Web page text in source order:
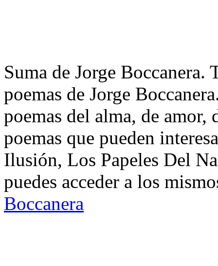
Suma de Jorge
poemas de Jorge
poemas del alma, de
poemas que pueden
Ilusión, Los Papeles Del
puedes acceder a los
Boccanera